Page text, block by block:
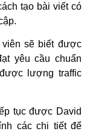
tạo bài viết có
sẽ biết được
yêu cầu chuẩn
lượng traffic
tục được David
các chi tiết để